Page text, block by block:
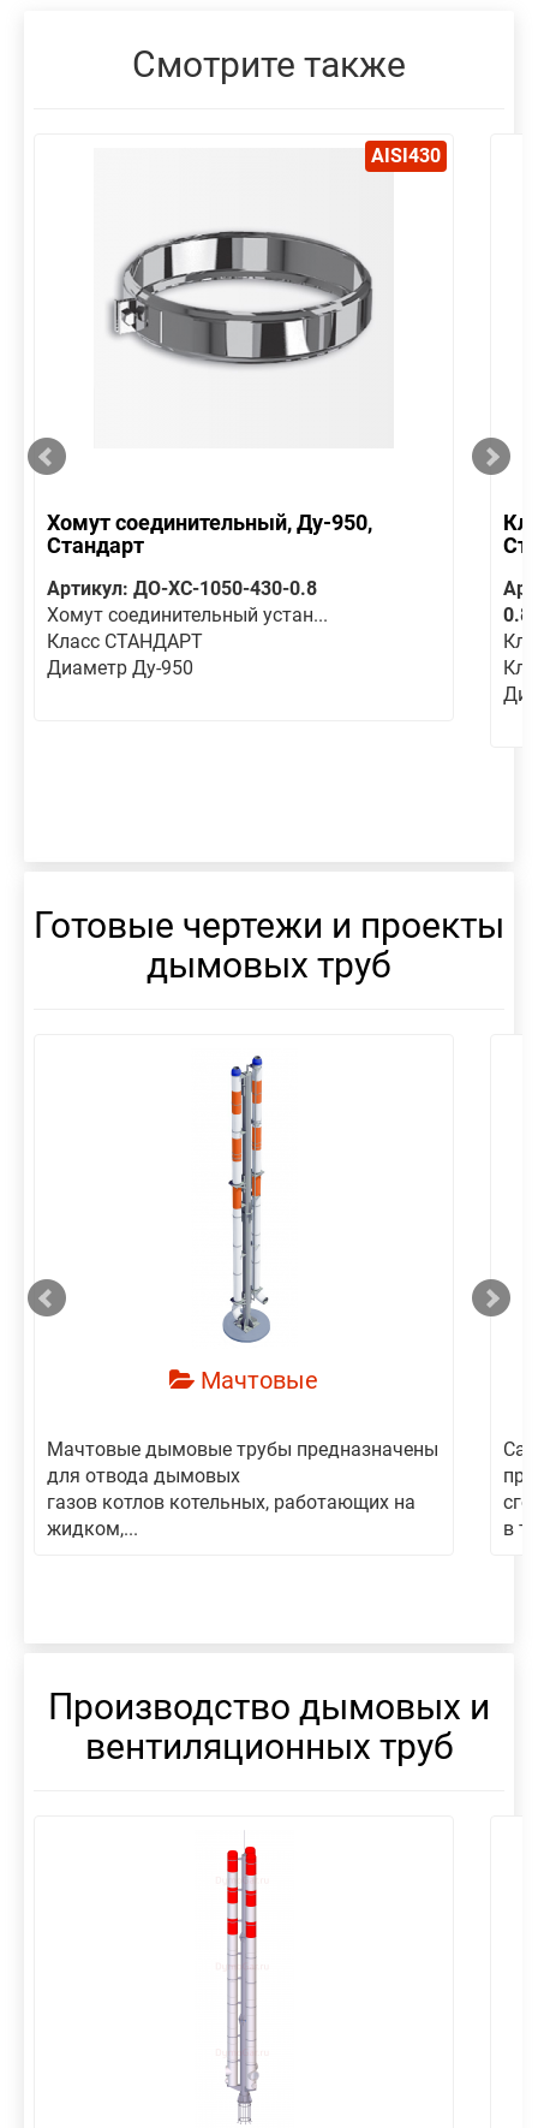
Смотрите также
AISI430
Хомут соединительный, Ду-950,
Стандарт
Артикул: ДО-ХС-1050-430-0.8
Хомут соединительный устан...
Класс СТАНДАРТ
Диаметр Ду-950
Готовые чертежи и проекты
дымовых труб
Мачтовые
Мачтовые дымовые трубы предназначены
для отвода дымовых
газов котлов котельных, работающих на
жидком,...
в
Производство дымовых и
вентиляционных труб